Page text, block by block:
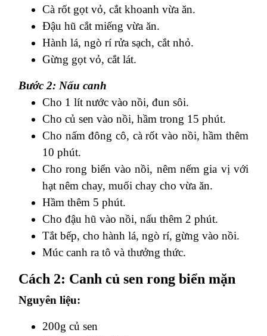
Cà rốt gọt vỏ, cắt khoanh vừa ăn.
Đậu hũ cắt miếng vừa ăn.
Hành lá, ngò rí rửa sạch, cắt nhỏ.
Gừng gọt vỏ, cắt lát.
Bước 2: Nấu canh
Cho 1 lít nước vào nồi, đun sôi.
Cho củ sen vào nồi, hầm trong 15 phút.
Cho nấm đông cô, cà rốt vào nồi, hầm thêm
10 phút.
Cho rong biển vào nồi, nêm nếm gia vị với
hạt nêm chay, muối chay cho vừa ăn.
Hầm thêm 5 phút.
Cho đậu hũ vào nồi, nấu thêm 2 phút.
Tắt bếp, cho hành lá, ngò rí, gừng vào nồi.
Múc canh ra tô và thưởng thức.
Cách 2: Canh củ sen rong biển mặn
Nguyên liệu:
200g củ sen